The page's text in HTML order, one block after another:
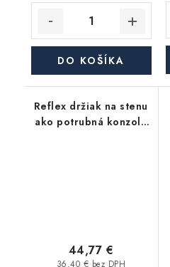
DO KOŠÍKA
Reflex držiak na stenu
ako potrubná konzola
36,40 € bez DPH
44,77 €